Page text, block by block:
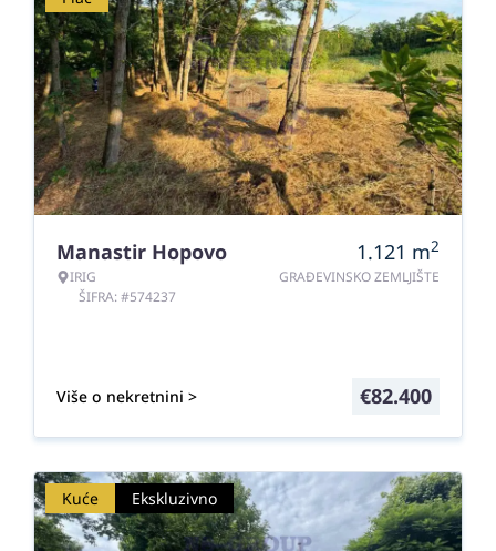
Manastir Hopovo
IRIG
ŠIFRA: #574237
1.121 m2
GRAĐEVINSKO ZEMLJIŠTE
Više o nekretnini > €82.400
Kuće Ekskluzivno